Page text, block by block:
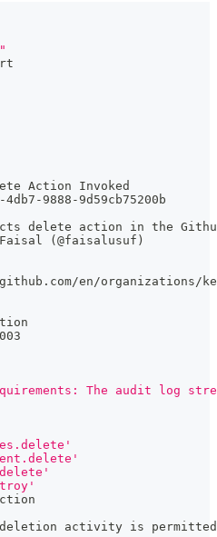
Action Invoked
-4db7 - 9888 - 9d59cb75200b
delete action in the
Faisal (@faisalusuf)
en/organizations/
The audit log
activity is